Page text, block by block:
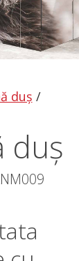
duș /
duș